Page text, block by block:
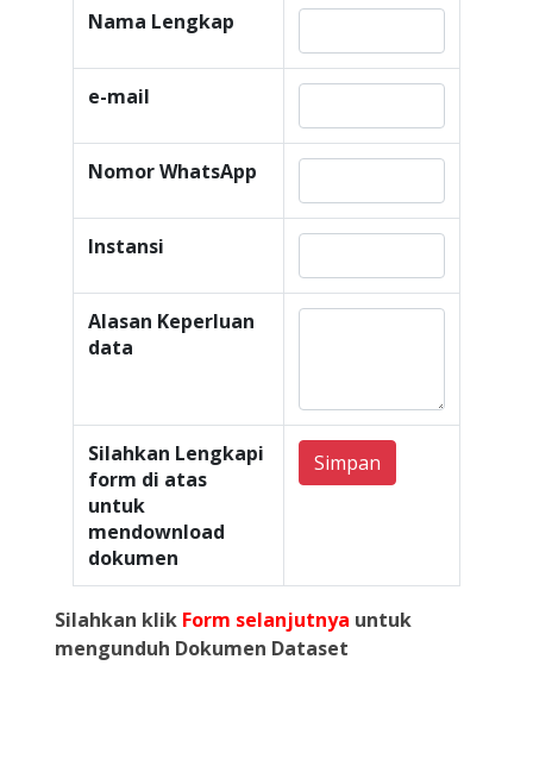
Nama Lengkap
e-mail
Nomor WhatsApp
Instansi
Alasan Keperluan
data
Silahkan Lengkapi
form di atas
untuk
mendownload
dokumen
Simpan
Silahkan klik Form selanjutnya untuk
mengunduh Dokumen Dataset